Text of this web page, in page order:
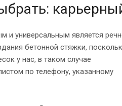
и универсальным является
бетонной стяжки,
у нас, в таком случае
по телефону, указанному